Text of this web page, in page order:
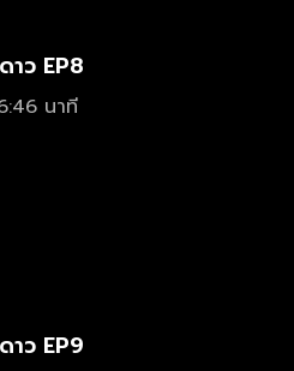
าว EP8
นาที
าว EP9